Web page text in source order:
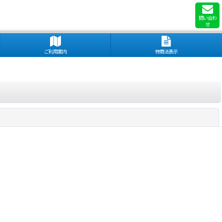
問い合わ
せ
ご利用案内 特商法表示